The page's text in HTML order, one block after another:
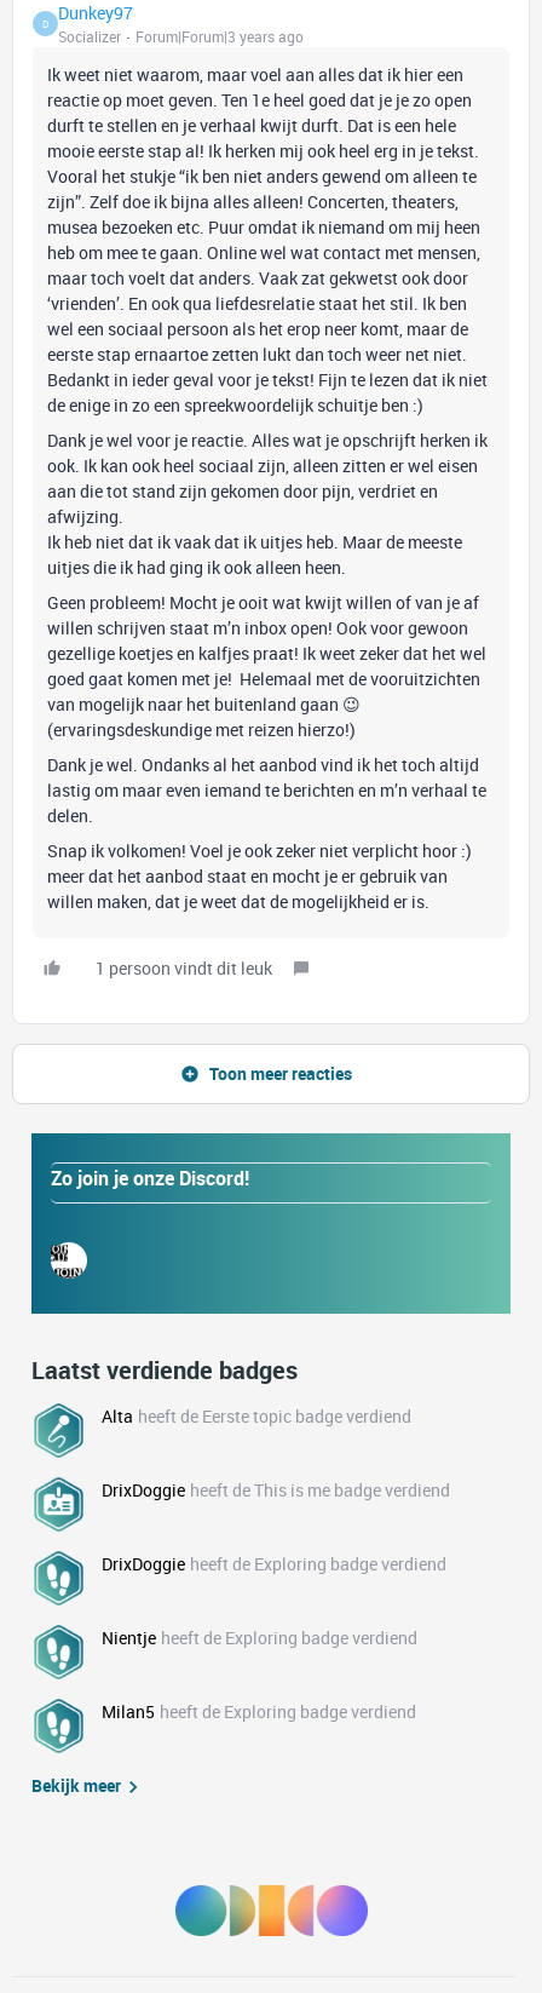
D Dunkey97
Socializer Forum|Forum|3 years ago
Ik weet niet waarom, maar voel aan alles dat ik hier een
reactie op moet geven. Ten 1e heel goed dat je je zo open
durft te stellen en je verhaal kwijt durft. Dat is een hele
mooie eerste stap al! Ik herken mij ook heel erg in je tekst.
Vooral het stukje “ik ben niet anders gewend om alleen te
zijn”. Zelf doe ik bijna alles alleen! Concerten, theaters,
musea bezoeken etc. Puur omdat ik niemand om mij heen
heb om mee te gaan. Online wel wat contact met mensen,
maar toch voelt dat anders. Vaak zat gekwetst ook door
‘vrienden’. En ook qua liefdesrelatie staat het stil. Ik ben
wel een sociaal persoon als het erop neer komt, maar de
eerste stap ernaartoe zetten lukt dan toch weer net niet.
Bedankt in ieder geval voor je tekst! Fijn te lezen dat ik niet
de enige in zo een spreekwoordelijk schuitje ben :)
Dank je wel voor je reactie. Alles wat je opschrijft herken ik
ook. Ik kan ook heel sociaal zijn, alleen zitten er wel eisen
aan die tot stand zijn gekomen door pijn, verdriet en
afwijzing.
Ik heb niet dat ik vaak dat ik uitjes heb. Maar de meeste
uitjes die ik had ging ik ook alleen heen.
Geen probleem! Mocht je ooit wat kwijt willen of van je af
willen schrijven staat m’n inbox open! Ook voor gewoon
gezellige koetjes en kalfjes praat! Ik weet zeker dat het wel
goed gaat komen met je! Helemaal met de vooruitzichten
van mogelijk naar het buitenland gaan 😉
(ervaringsdeskundige met reizen hierzo!)
Dank je wel. Ondanks al het aanbod vind ik het toch altijd
lastig om maar even iemand te berichten en m’n verhaal te
delen.
Snap ik volkomen! Voel je ook zeker niet verplicht hoor :)
meer dat het aanbod staat en mocht je er gebruik van
willen maken, dat je weet dat de mogelijkheid er is.
1 persoon vindt dit leuk
Toon meer reacties
Zo join je onze Discord!
Laatst verdiende badges
Alta heeft de Eerste topic badge verdiend
DrixDoggie heeft de This is me badge verdiend
DrixDoggie heeft de Exploring badge verdiend
Nientje heeft de Exploring badge verdiend
Milan5 heeft de Exploring badge verdiend
Bekijk meer